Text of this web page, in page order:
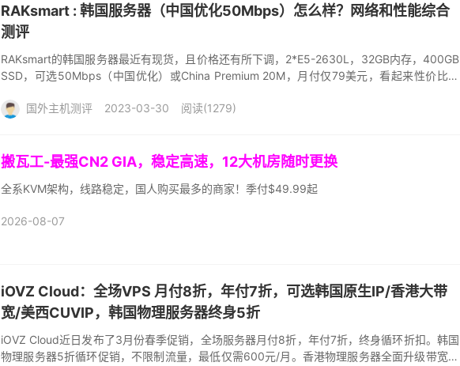
RAKsmart : 韩国服务器（中国优化50Mbps）怎么样？网络和性能综合
测评
RAKsmart的韩国服务器最近有现货，且价格还有所下调，2*E5-2630L，32GB内存，400GB
SSD，可选50Mbps（中国优化）或China Premium 20M，月付仅79美元，看起来性价比还
国外主机测评
2023-03-30 阅读(1279)
搬瓦工-最强CN2 GIA，稳定高速，12大机房随时更换
全系KVM架构，线路稳定，国人购买最多的商家！季付$49.99起
2026-08-07
iOVZ Cloud：全场VPS 月付8折，年付7折，可选韩国原生IP/香港大带
宽/美西CUVIP，韩国物理服务器终身5折
iOVZ Cloud近日发布了3月份春季促销，全场服务器月付8折，年付7折，终身循环折扣。韩国
物理服务器5折循环促销，不限制流量，最低仅需600元/月。香港物理服务器全面升级带宽由